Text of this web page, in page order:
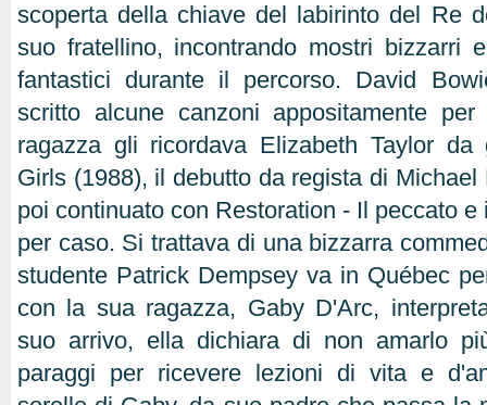
scoperta della chiave del labirinto del Re
suo fratellino, incontrando mostri bizzarri
fantastici durante il percorso. David
scritto alcune canzoni appositamente
ragazza gli ricordava Elizabeth Taylor da
Girls (1988), il debutto da regista di
poi continuato con Restoration - Il peccato
per caso. Si trattava di una bizzarra
studente Patrick Dempsey va in Québec
con la sua ragazza, Gaby D'Arc,
suo arrivo, ella dichiara di non amarlo
paraggi per ricevere lezioni di vita e